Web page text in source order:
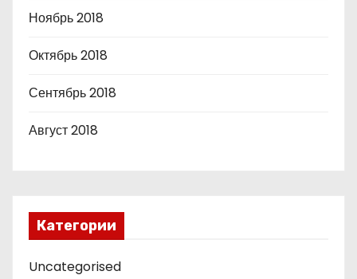
Ноябрь 2018
Октябрь 2018
Сентябрь 2018
Август 2018
Категории
Uncategorised